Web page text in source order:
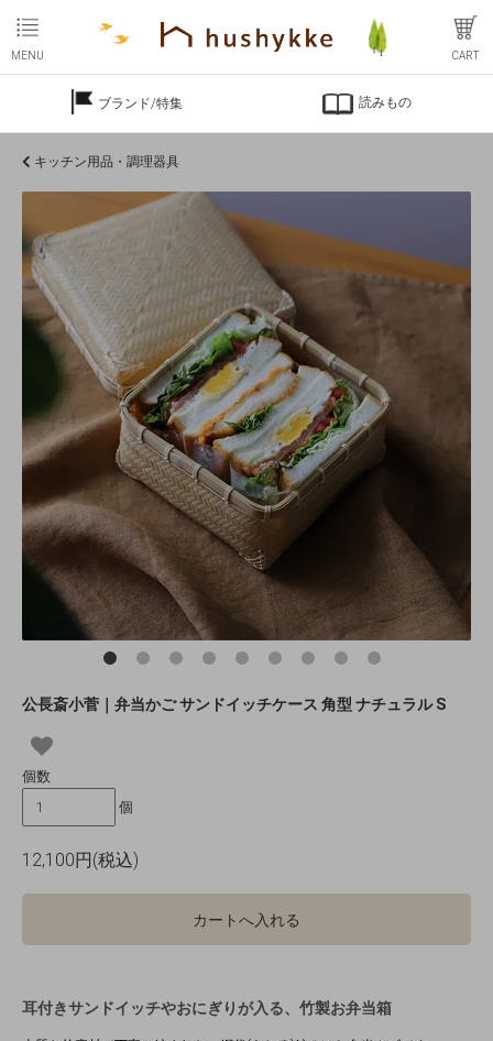
MENU CART
ブランド/特集 読みもの
キッチン用品・調理器具
公長斎小菅｜弁当かご サンドイッチケース 角型 ナチュラル S
個数
個
12,100円(税込)
カートへ入れる
耳付きサンドイッチやおにぎりが入る、竹製お弁当箱